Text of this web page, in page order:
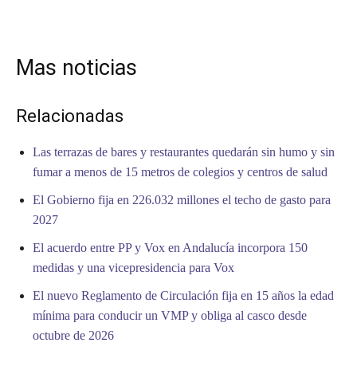
Mas noticias
Relacionadas
Las terrazas de bares y restaurantes quedarán sin humo y sin
fumar a menos de 15 metros de colegios y centros de salud
El Gobierno fija en 226.032 millones el techo de gasto para
2027
El acuerdo entre PP y Vox en Andalucía incorpora 150
medidas y una vicepresidencia para Vox
El nuevo Reglamento de Circulación fija en 15 años la edad
mínima para conducir un VMP y obliga al casco desde
octubre de 2026